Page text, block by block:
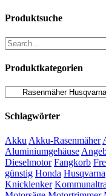
Produktsuche
Produktkategorien
Schlagwörter
Akku Akku-Rasenmäher
Aluminiumgehäuse
Dieselmotor Fangkorb
günstig Honda Husqvarna
Knicklenker